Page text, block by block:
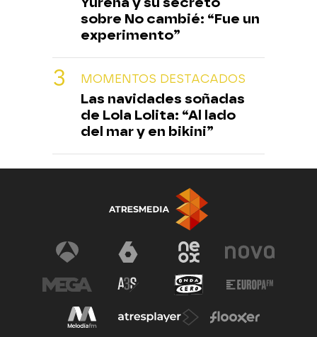
sobre No cambié: “Fue un
experimento”
MOMENTOS DESTACADOS
Las navidades soñadas
de Lola Lolita: “Al lado
del mar y en bikini”